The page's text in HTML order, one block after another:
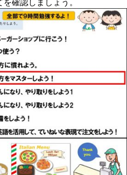
確認しましょう。